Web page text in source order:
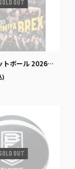
年5月号 (発売日2026年3月25日)
)